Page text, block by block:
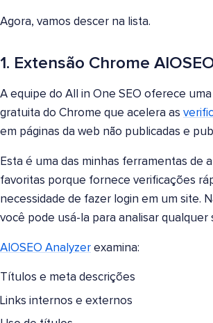
Agora, vamos descer na lista.
1. Extensão Chrome
A equipe do All in One SEO oferece
gratuita do Chrome que acelera as
em páginas da web não publicadas e
Esta é uma das minhas ferramentas de
favoritas porque fornece verificações
necessidade de fazer login em um site.
você pode usá-la para analisar qualquer
AIOSEO Analyzer examina:
Títulos e meta descrições
Links internos e externos